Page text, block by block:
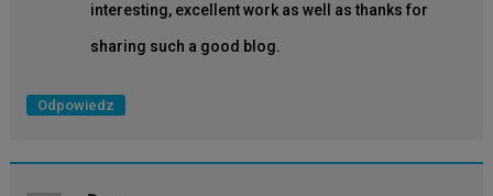
interesting, excellent work as well as thanks for
sharing such a good blog.
Odpowiedz